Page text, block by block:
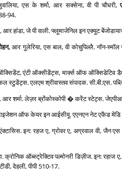
एस के शर्मा, आर सक्‍सेना, वी पी चौधरी,
94.
आर हांडा, जे पी वाली. फ्लूमाजेनिल इन एक्‍यूट
आर गुलेरिया, एस बाल, वी कोचुपिल्‍लै. नॉन-
एंटी ऑक्‍सीडेंट्स, मार्क्‍स ऑफ ऑक्सिडेटिव
स्‍टुडेंट्स. एलएम श्रीवास्‍तव संपादक. सी.बी.एस.
आर शर्मा. लेज़र ब्रोंकोस्‍कोपी � करेंट स्‍टेट्स.
ऑफ केयर इन आईसीयू. एएनएन नेट एकैड मेडि
इन: रहज ए, ग्रोवर ए, अग्रवाल वी, जैन
क्रोनिक ऑब्‍स्‍ट्रेक्टिव पल्‍मोनरी डिज़ीज. इन:
देहली, पीपी 510-17.